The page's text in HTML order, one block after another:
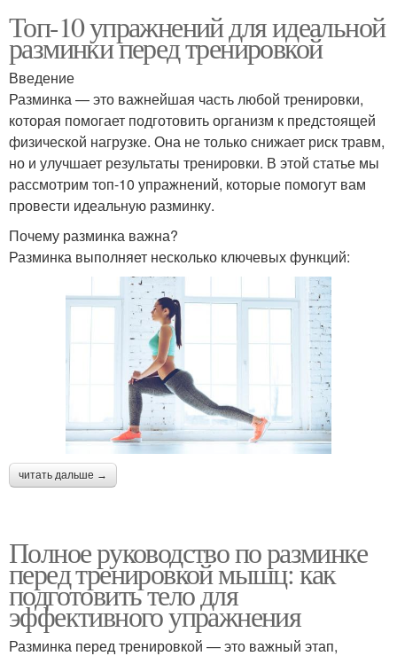
Топ-10 упражнений для идеальной
разминки перед тренировкой
Введение
Разминка — это важнейшая часть любой тренировки,
которая помогает подготовить организм к предстоящей
физической нагрузке. Она не только снижает риск травм,
но и улучшает результаты тренировки. В этой статье мы
рассмотрим топ-10 упражнений, которые помогут вам
провести идеальную разминку.
Почему разминка важна?
Разминка выполняет несколько ключевых функций:
читать дальше →
Полное руководство по разминке
перед тренировкой мышц: как
подготовить тело для
эффективного упражнения
Разминка перед тренировкой — это важный этап,